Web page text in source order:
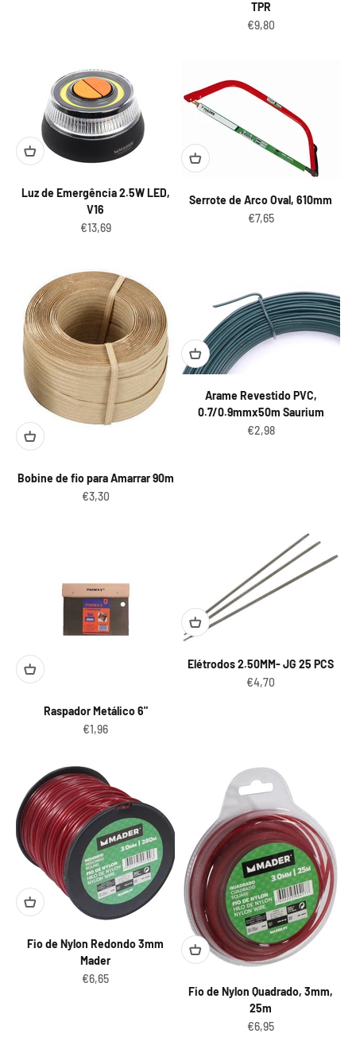
TPR
Preço promocional
€9,80
Luz de Emergência 2.5W LED,
V16
Preço promocional
€13,69
Serrote de Arco Oval, 610mm
Preço promocional
€7,65
Bobine de fio para Amarrar 90m
Preço promocional
€3,30
Arame Revestido PVC,
0.7/0.9mmx50m Saurium
Preço promocional
€2,98
Raspador Metálico 6"
Preço promocional
€1,96
Elétrodos 2.50MM- JG 25 PCS
Preço promocional
€4,70
Fio de Nylon Redondo 3mm
Mader
Preço promocional
€6,65
Fio de Nylon Quadrado, 3mm,
25m
Preço promocional
€6,95